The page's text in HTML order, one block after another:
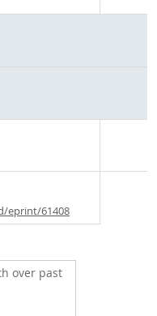
eprint/61408
over past